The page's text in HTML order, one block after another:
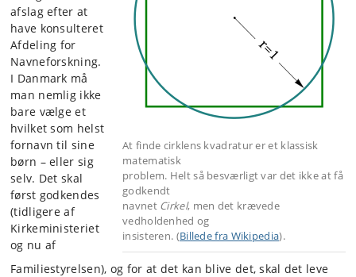
At finde cirklens kvadratur er et klassisk
matematisk
problem. Helt så besværligt var det ikke at få
godkendt
navnet Cirkel, men det krævede
vedholdenhed og
insisteren. (Billede fra Wikipedia).
afslag efter at
have konsulteret
Afdeling for
Navneforskning.
I Danmark må
man nemlig ikke
bare vælge et
hvilket som helst
fornavn til sine
børn – eller sig
selv. Det skal
først godkendes
(tidligere af
Kirkeministeriet
og nu af
Familiestyrelsen), og for at det kan blive det, skal det leve